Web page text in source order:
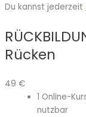
Du kannst jederzeit
Rücken
49 €
1 Online-
nutzbar